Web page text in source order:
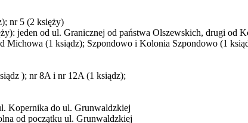
nr 5 (2 księży)
jeden od ul. Granicznej od państwa Olszewskich, drugi
Michowa (1 ksiądz); Szpondowo i Kolonia Szpondowo (1
); nr 8A i nr 12A (1 ksiądz);
Kopernika do ul. Grunwaldzkiej
od początku ul. Grunwaldzkiej